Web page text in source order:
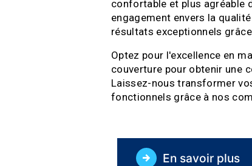
confortable et plus agréable
engagement envers la
résultats exceptionnels
Optez pour l'excellence en
couverture pour obtenir une
Laissez-nous transformer
fonctionnels grâce à nos
En savoir plus